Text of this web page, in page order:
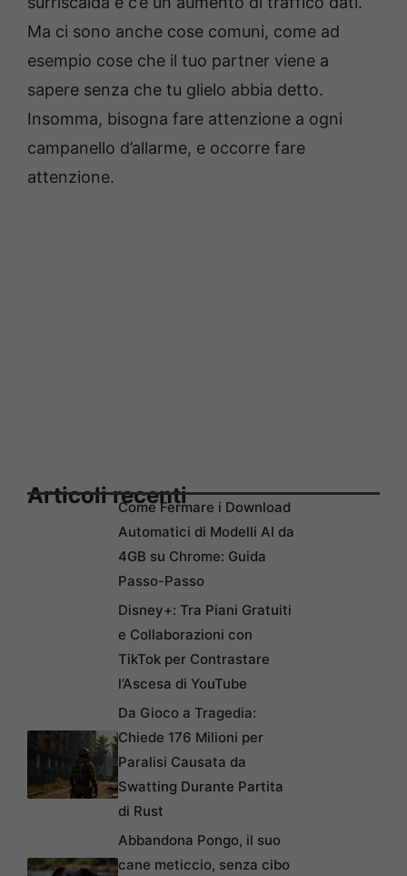
Ma ci sono anche cose comuni, come ad
esempio cose che il tuo partner viene a
sapere senza che tu glielo abbia detto.
Insomma, bisogna fare attenzione a ogni
campanello d’allarme, e occorre fare
attenzione.
Articoli recentiCome Fermare i Download
Automatici di Modelli AI da
4GB su Chrome: Guida
Passo-Passo
Disney+: Tra Piani Gratuiti
e Collaborazioni con
TikTok per Contrastare
l’Ascesa di YouTube
Da Gioco a Tragedia:
Chiede 176 Milioni per
Paralisi Causata da
Swatting Durante Partita
di Rust
Abbandona Pongo, il suo
cane meticcio, senza cibo